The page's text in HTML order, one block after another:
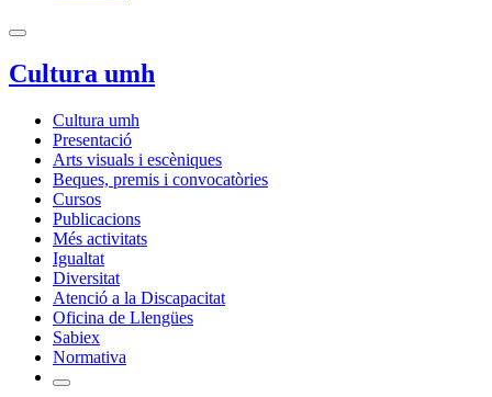
Cultura umh
Cultura umh
Presentació
Arts visuals i escèniques
Beques, premis i convocatòries
Cursos
Publicacions
Més activitats
Igualtat
Diversitat
Atenció a la Discapacitat
Oficina de Llengües
Sabiex
Normativa